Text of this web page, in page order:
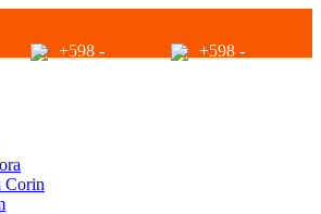
+598 - +598 -
Corin